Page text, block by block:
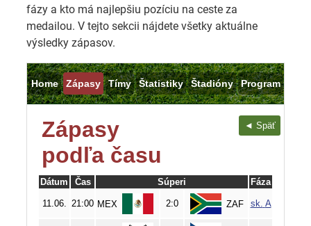
fázy a kto má najlepšiu pozíciu na ceste za
medailou. V tejto sekcii nájdete všetky aktuálne
výsledky zápasov.